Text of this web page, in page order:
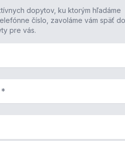
dopytov, ku ktorým hľadáme
číslo, zavoláme vám späť
pre vás.